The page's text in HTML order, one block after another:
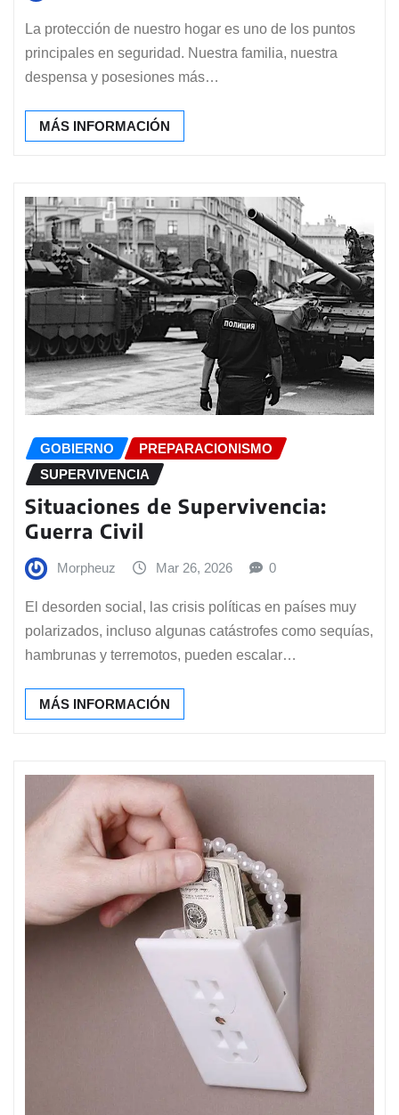
La protección de nuestro hogar es uno de los puntos
principales en seguridad. Nuestra familia, nuestra
despensa y posesiones más…
MÁS INFORMACIÓN
GOBIERNO
PREPARACIONISMO
SUPERVIVENCIA
Situaciones de Supervivencia:
Guerra Civil
Morpheuz Mar 26, 2026 0
El desorden social, las crisis políticas en países muy
polarizados, incluso algunas catástrofes como sequías,
hambrunas y terremotos, pueden escalar…
MÁS INFORMACIÓN